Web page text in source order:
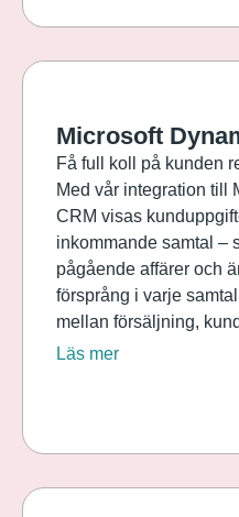
Microsoft
Få full koll på kunden
Med vår integration till
CRM visas
inkommande samtal –
pågående affärer och
försprång i varje
mellan försäljning,
Läs mer